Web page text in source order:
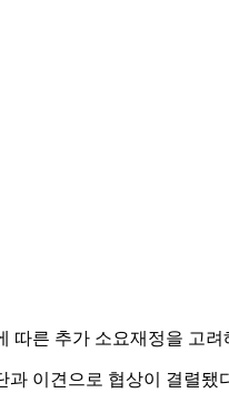
따른 추가 소요재정을 고
과 이견으로 협상이 결렬됐